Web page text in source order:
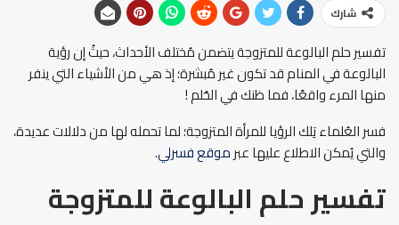
شارك
تفسير حلم البالوعة للمتزوجة يتضمن مُختلف الأحداث، حيثُ إن رؤية
البالوعة في المنام قد تكون غير مُبشرة؛ إذ هي من الأشياء التي ينفر
منها المرء واقعًا، فما ظنك في الحُلم !
فسر العُلماء تِلك الرؤيا للمرأة المتزوجة؛ لما تحمله لها من دلالات عديدة،
والتي يُمكن الاطلاع عليها عبرموقع فسرلي.
تفسير حلم البالوعة للمتزوجة